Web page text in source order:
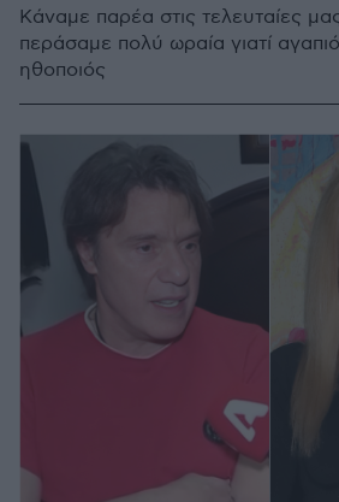
Κάναμε παρέα στις τελευταίες
περάσαμε πολύ ωραία γιατί
ηθοποιός